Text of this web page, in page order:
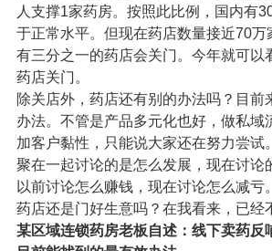
人支撑1家药房。按照此比例，国内有
于正常水平。但现在药店数量接近70万
有三分之一的药店会关门。今年就可以
药店关门。
除关店外，药店还有别的办法吗？目前
办法。不管是产品多元化也好，做私域
加客户黏性，只能说大家还在努力尝试
聚在一起讨论的是怎么发展，现在讨论
以前讨论怎么赚钱，现在讨论怎么减亏。
药店还是门好生意吗？在我看来，已经
某区域连锁药房老板自述：线下卖药反